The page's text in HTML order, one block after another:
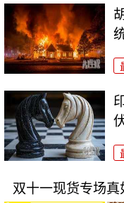
双十一现货专场真